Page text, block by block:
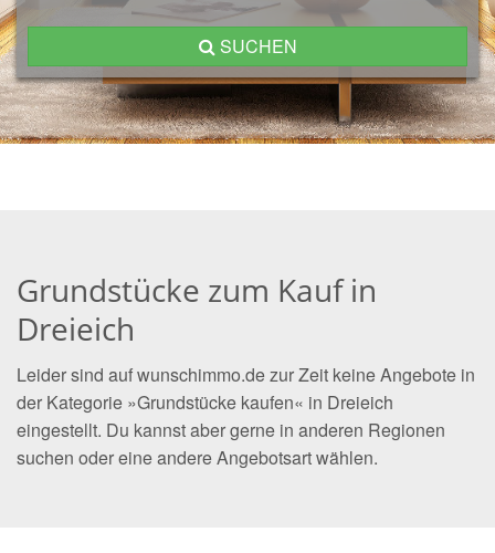
SUCHEN
Grundstücke zum Kauf in
Dreieich
Leider sind auf wunschimmo.de zur Zeit keine Angebote in
der Kategorie »Grundstücke kaufen« in Dreieich
eingestellt. Du kannst aber gerne in anderen Regionen
suchen oder eine andere Angebotsart wählen.